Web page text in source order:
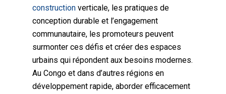
construction verticale, les pratiques de
conception durable et l’engagement
communautaire, les promoteurs peuvent
surmonter ces défis et créer des espaces
urbains qui répondent aux besoins modernes.
Au Congo et dans d’autres régions en
développement rapide, aborder efficacement